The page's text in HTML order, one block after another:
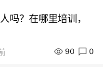
吗？在哪里培训，
90 0